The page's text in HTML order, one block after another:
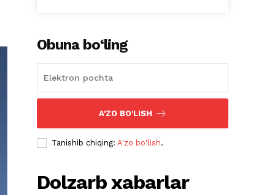
Obuna bo‘ling
A'ZO BO'LISH
Tanishib chiqing:A'zo bo'lish.
Dolzarb xabarlar